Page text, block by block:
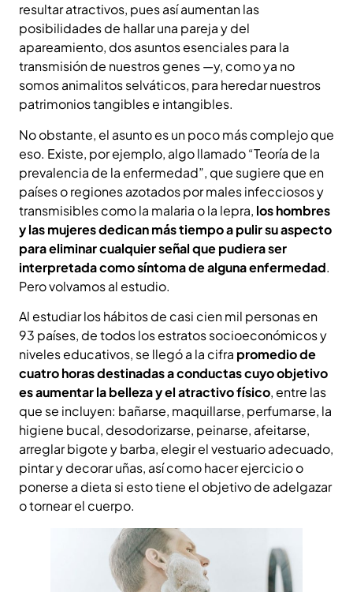
resultar atractivos, pues así aumentan las
posibilidades de hallar una pareja y del
apareamiento, dos asuntos esenciales para la
transmisión de nuestros genes —y, como ya no
somos animalitos selváticos, para heredar nuestros
patrimonios tangibles e intangibles.
No obstante, el asunto es un poco más complejo que
eso. Existe, por ejemplo, algo llamado “Teoría de la
prevalencia de la enfermedad”, que sugiere que en
países o regiones azotados por males infecciosos y
transmisibles como la malaria o la lepra, los hombres
y las mujeres dedican más tiempo a pulir su aspecto
para eliminar cualquier señal que pudiera ser
interpretada como síntoma de alguna enfermedad.
Pero volvamos al estudio.
Al estudiar los hábitos de casi cien mil personas en
93 países, de todos los estratos socioeconómicos y
niveles educativos, se llegó a la cifra promedio de
cuatro horas destinadas a conductas cuyo objetivo
es aumentar la belleza y el atractivo físico, entre las
que se incluyen: bañarse, maquillarse, perfumarse, la
higiene bucal, desodorizarse, peinarse, afeitarse,
arreglar bigote y barba, elegir el vestuario adecuado,
pintar y decorar uñas, así como hacer ejercicio o
ponerse a dieta si esto tiene el objetivo de adelgazar
o tornear el cuerpo.